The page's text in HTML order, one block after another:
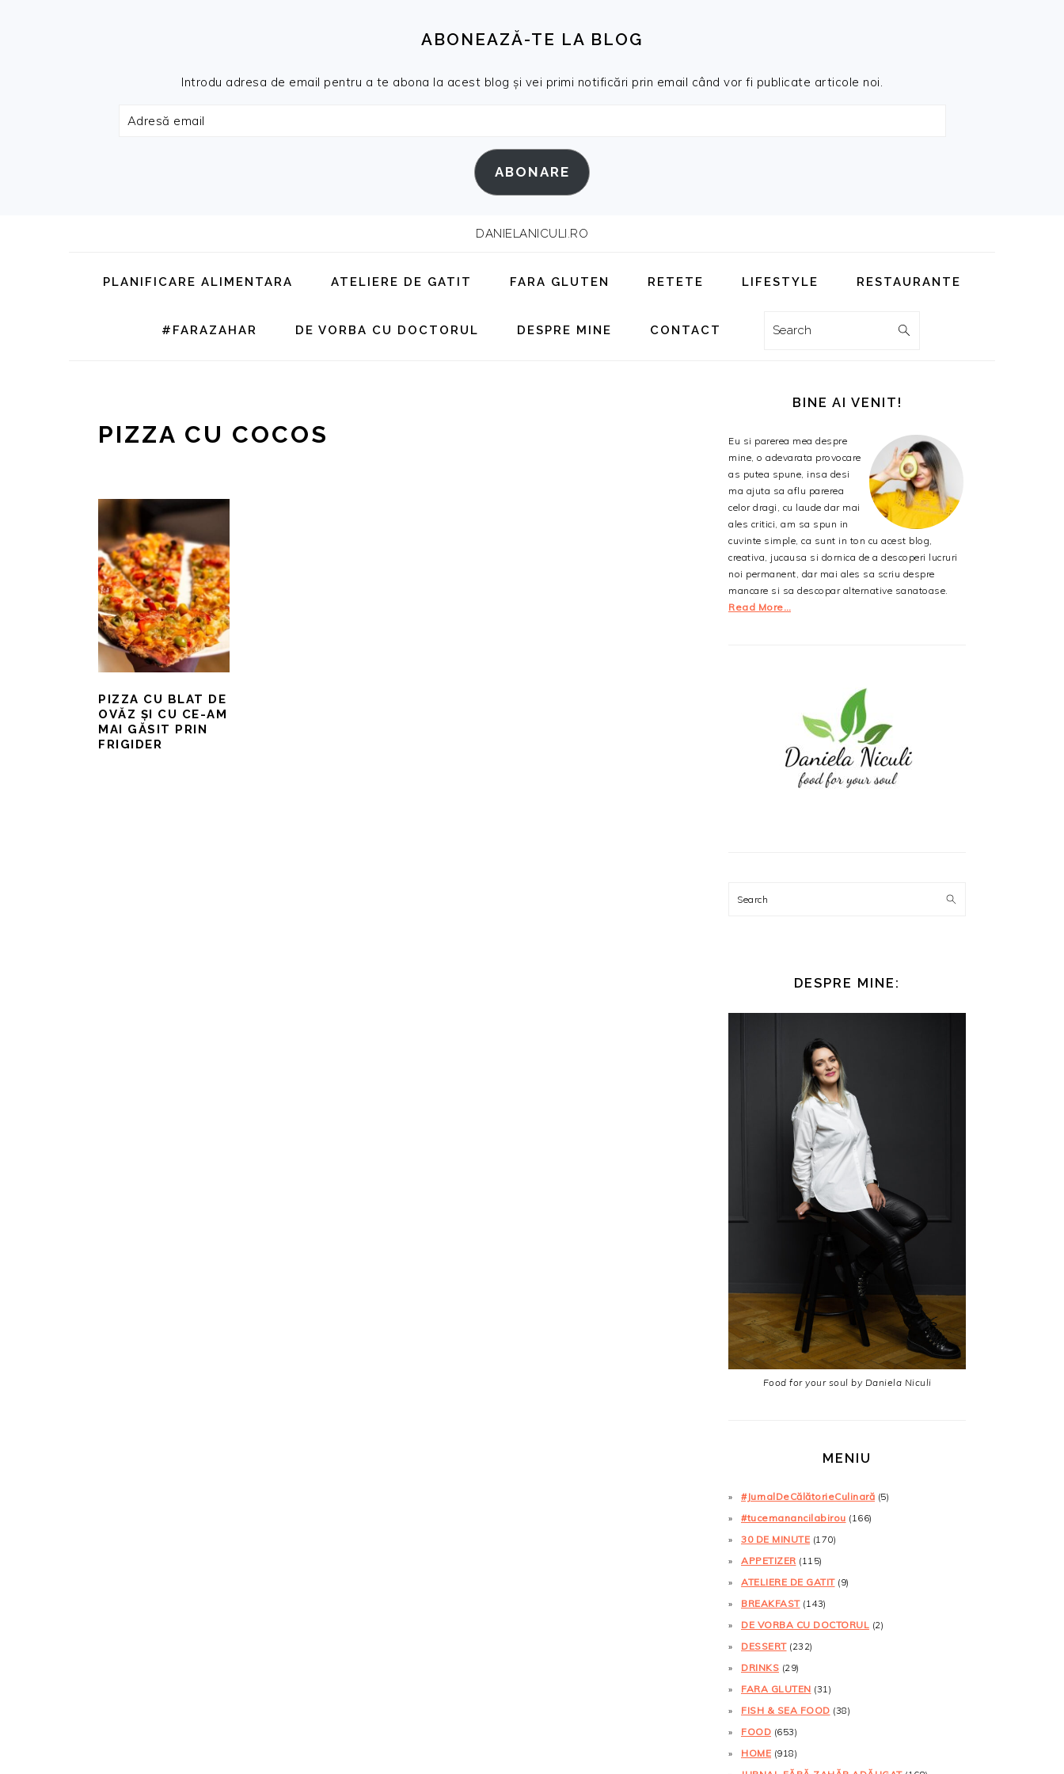
ABONEAZĂ-TE LA BLOG
Introdu adresa de email pentru a te abona la acest blog și vei primi notificări prin email când vor fi publicate articole noi.
Adresă
ABONARE
DANIELANICULI.RO
PLANIFICARE ALIMENTARA ATELIERE DE GATIT FARA GLUTEN RETETE LIFESTYLE RESTAURANTE
#FARAZAHAR DE VORBA CU DOCTORUL DESPRE MINE CONTACT Search
PIZZA CU COCOS
PIZZA CU BLAT DE
OVĂZ ȘI CU CE-AM
MAI GĂSIT PRIN
FRIGIDER
PRINCIPALĂBINE AI VENIT!
Eu si parerea mea despre
mine, o adevarata provocare
as putea spune, insa desi
ma ajuta sa aflu parerea
celor dragi, cu laude dar mai
ales critici, am sa spun in
cuvinte simple, ca sunt in ton cu acest blog,
creativa, jucausa si dornica de a descoperi lucruri
noi permanent, dar mai ales sa scriu despre
mancare si sa descopar alternative sanatoase.
Read More…
Search
DESPRE MINE:
Food for your soul by Daniela Niculi
MENIU
#JurnalDeCălătorieCulinară (5)
#tucemanancilabirou (166)
30 DE MINUTE (170)
APPETIZER (115)
ATELIERE DE GATIT(9)
BREAKFAST(143)
DE VORBA CU DOCTORUL (2)
DESSERT(232)
DRINKS (29)
FARA GLUTEN (31)
FISH & SEA FOOD (38)
FOOD (653)
HOME (918)